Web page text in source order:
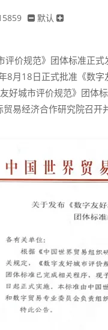
默认
价规范》团体标准正
8月18日正式批准《数
好城市评价规范》团体
易经济合作研究院召